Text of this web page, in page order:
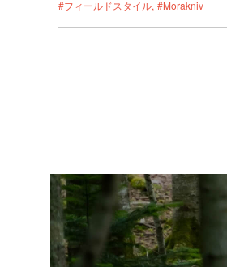
#フィールドスタイル #Morakniv